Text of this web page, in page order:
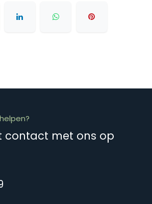
contact met ons op